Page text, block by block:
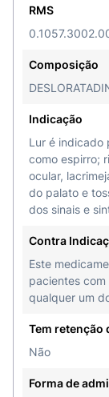
RMS
Composição
Indicação
Lur é indicado
como espirro;
ocular,
do palato e
dos sinais e
Contra
Este
pacientes
qualquer um
Tem retenção
Não
Forma de